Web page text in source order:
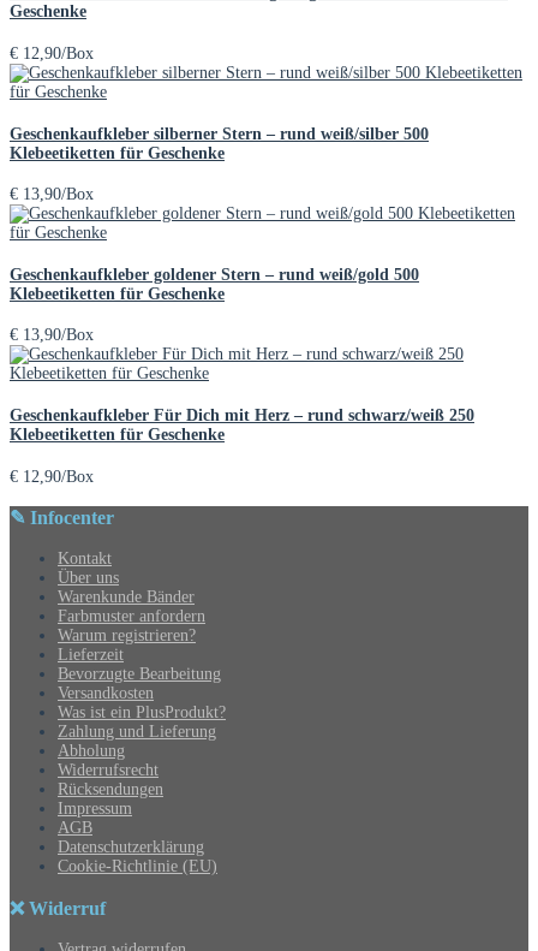
Geschenke
€ 12,90/Box
Geschenkaufkleber silberner Stern – rund weiß/silber 500
Klebeetiketten für Geschenke
€ 13,90/Box
Geschenkaufkleber goldener Stern – rund weiß/gold 500
Klebeetiketten für Geschenke
€ 13,90/Box
Geschenkaufkleber Für Dich mit Herz – rund schwarz/weiß 250
Klebeetiketten für Geschenke
€ 12,90/Box
✎ Infocenter
Kontakt
Über uns
Warenkunde Bänder
Farbmuster anfordern
Warum registrieren?
Lieferzeit
Bevorzugte Bearbeitung
Versandkosten
Was ist ein PlusProdukt?
Zahlung und Lieferung
Abholung
Widerrufsrecht
Rücksendungen
Impressum
AGB
Datenschutzerklärung
Cookie-Richtlinie (EU)
❌ Widerruf